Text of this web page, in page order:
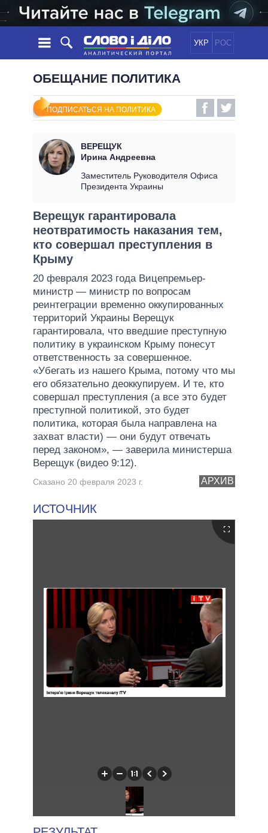
УКР РОС
НОВОСТИ
ЛЕНТА
СОБЫТИЯ
СТАТЬИ
МНЕНИЯ
ОБЗОРЫ
ДАЙДЖЕСТЫ
ПОЛИТИКА
ЭКОНОМИКА
МИР
ОБЕЩАНИЯ
ВСЕ ПОЛИТИКИ
ПРЕЗИДЕНТ И ОФИС
ВЕРХОВНАЯ РАДА
ГЛАВЫ ОБЛАДМИНИСТРАЦИЙ
МЭРЫ
ВСЕ ПЕРСОНЫ
ИНФОГРАФИКА
ВИДЕО
СРАВНЕНИЕ ПОЛИТИКОВ
ОБЕЩАНИЕ ПОЛИТИКА
ПОДПИСАТЬСЯ НА ПОЛИТИКА
ВЕРЕЩУК
Ирина Андреевна
Заместитель Руководителя Офиса
Президента Украины
Верещук гарантировала
неотвратимость наказания тем,
кто совершал преступления в
Крыму
20 февраля 2023 года Вицепремьер-
министр — министр по вопросам
реинтеграции временно оккупированных
территорий Украины Верещук
гарантировала, что введшие преступную
политику в украинском Крыму понесут
ответственность за совершенное.
«Убегать из нашего Крыма, потому что мы
его обязательно деоккупируем. И те, кто
совершал преступления (а все это будет
преступной политикой, это будет
политика, которая была направлена ​​на
захват власти) — они будут отвечать
перед законом», — заверила министерша
Верещук (видео 9:12).
АРХИВ
Сказано 20 февраля 2023 г.
ИСТОЧНИК